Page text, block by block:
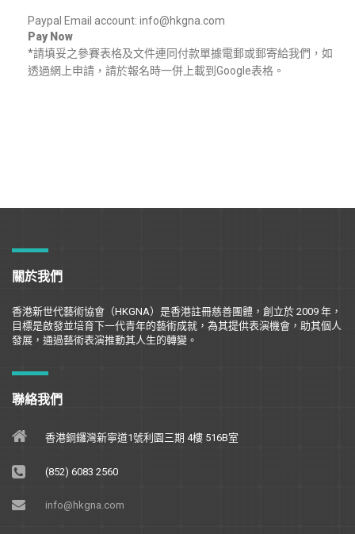
Paypal Email account: info@hkgna.com
Pay Now
*請填妥之參賽表格及文件連同付款單據電郵或郵寄給我們，如
透過網上申請，請於報名時一併上載到Google表格。
關於我們
香港新世代藝術協會（HKGNA）是香港註冊慈善團體，創立於 2009 年，
目標是啟發並培育下一代青年的藝術成就，為其提供表演機會，助其個人
發展，通過藝術表演推動其人生的轉變。
聯絡我們
香港銅鑼灣新寧道1號利園三期 4樓 516B室
(852) 6083 2560
info@hkgna.com